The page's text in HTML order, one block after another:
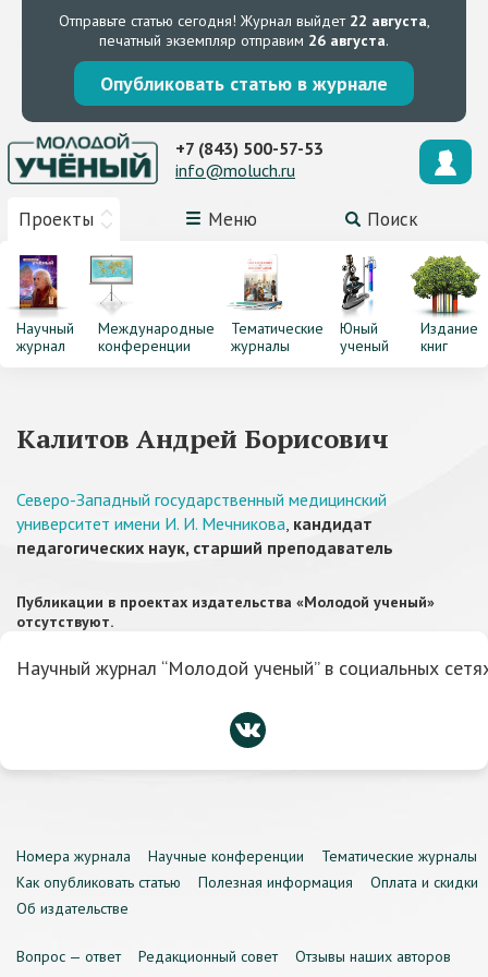
Отправьте статью сегодня! Журнал выйдет 22 августа,
печатный экземпляр отправим 26 августа.
Опубликовать статью в журнале
Проекты Меню Поиск
+7 (843) 500-57-53
info@moluch.ru
Научный
журнал
Международные
конференции
Тематические
журналы
Юный
ученый
Издание
книг
Калитов Андрей Борисович
Северо-Западный государственный медицинский
университет имени И. И. Мечникова, кандидат
педагогических наук, старший преподаватель
Публикации в проектах издательства «Молодой ученый»
отсутствуют.
Научный журнал “Молодой ученый” в социальных
Номера журнала Научные конференции
Тематические журналы
Как опубликовать статью
Полезная информация
Оплата и скидки
Об издательстве
Вопрос — ответ Редакционный совет
Отзывы наших авторов